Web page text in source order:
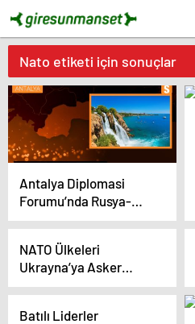
Nato etiketi için sonuçlar
Antalya Diplomasi
Forumu’nda Rusya-
Ukrayna Savaşı ve
Mimarisinin Geleceği
Tartışıldı
NATO Ülkeleri
Ukrayna’ya Asker
Göndermeyi
Batılı Liderler